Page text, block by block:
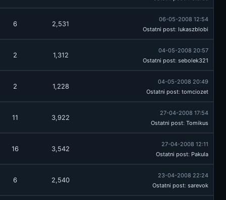
6 2,531
06-05-2008 12:54
Ostatni post: lukaszblobi
2 1,312
04-05-2008 20:57
Ostatni post: sebolek321
2 1,228
04-05-2008 20:49
Ostatni post: tomciozet
11 3,922
27-04-2008 17:54
Ostatni post: Tomikus
16 3,542
27-04-2008 12:11
Ostatni post: Pakula
6 2,540
23-04-2008 22:24
Ostatni post: sarevok